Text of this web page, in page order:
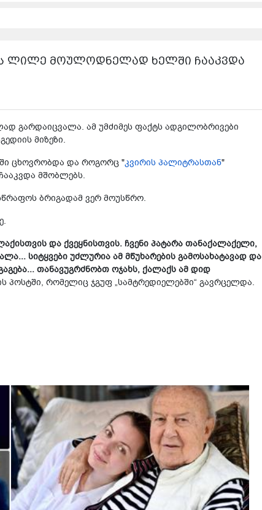
ლილე მოულოდნელად ხელში ჩააკვდა
გარდაიცვალა. ამ უმძიმეს ფაქტს ადგილობრივები
მიზეზი.
ცხოვრობდა და როგორც "კვირის პალიტრასთან"
მშობლებს.
ბრიგადამ ვერ მოუსწრო.
და ქვეყნისთვის. ჩვენი პატარა თანაქალაქელი,
სიტყვები უძლურია ამ მწუხარების გამოსახატავად და
თანავუგრძნობთ ოჯახს, ქალაქს ამ დიდ
პოსტში, რომელიც ჯგუფ „სამტრედიელებში“ გავრცელდა.